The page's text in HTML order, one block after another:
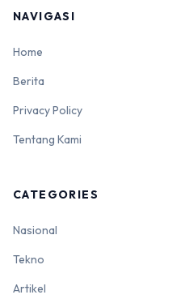
NAVIGASI
Home
Berita
Privacy Policy
Tentang Kami
CATEGORIES
Nasional
Tekno
Artikel